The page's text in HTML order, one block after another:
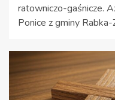
ratowniczo-gaśnicze.
Ponice z gminy Rabka-